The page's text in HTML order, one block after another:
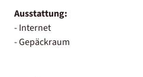
Ausstattung:
- Internet
- Gepäckraum